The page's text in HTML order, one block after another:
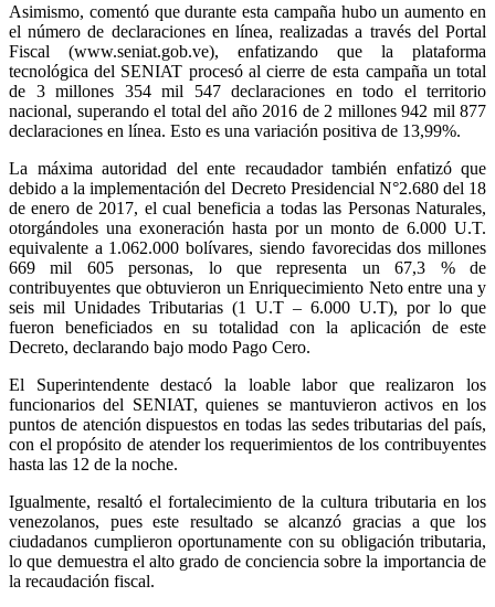
Asimismo, comentó que durante esta campaña hubo un aumento en
el número de declaraciones en línea, realizadas a través del Portal
Fiscal (www.seniat.gob.ve), enfatizando que la plataforma
tecnológica del SENIAT procesó al cierre de esta campaña un total
de 3 millones 354 mil 547 declaraciones en todo el territorio
nacional, superando el total del año 2016 de 2 millones 942 mil 877
declaraciones en línea. Esto es una variación positiva de 13,99%.
La máxima autoridad del ente recaudador también enfatizó que
debido a la implementación del Decreto Presidencial N°2.680 del 18
de enero de 2017, el cual beneficia a todas las Personas Naturales,
otorgándoles una exoneración hasta por un monto de 6.000 U.T.
equivalente a 1.062.000 bolívares, siendo favorecidas dos millones
669 mil 605 personas, lo que representa un 67,3 % de
contribuyentes que obtuvieron un Enriquecimiento Neto entre una y
seis mil Unidades Tributarias (1 U.T – 6.000 U.T), por lo que
fueron beneficiados en su totalidad con la aplicación de este
Decreto, declarando bajo modo Pago Cero.
El Superintendente destacó la loable labor que realizaron los
funcionarios del SENIAT, quienes se mantuvieron activos en los
puntos de atención dispuestos en todas las sedes tributarias del país,
con el propósito de atender los requerimientos de los contribuyentes
hasta las 12 de la noche.
Igualmente, resaltó el fortalecimiento de la cultura tributaria en los
venezolanos, pues este resultado se alcanzó gracias a que los
ciudadanos cumplieron oportunamente con su obligación tributaria,
lo que demuestra el alto grado de conciencia sobre la importancia de
la recaudación fiscal.